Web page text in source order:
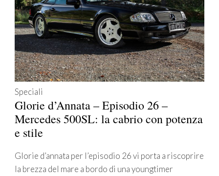
Speciali
Glorie d’Annata – Episodio 26 –
Mercedes 500SL: la cabrio con potenza
e stile
Glorie d’annata per l’episodio 26 vi porta a riscoprire
la brezza del mare a bordo di una youngtimer